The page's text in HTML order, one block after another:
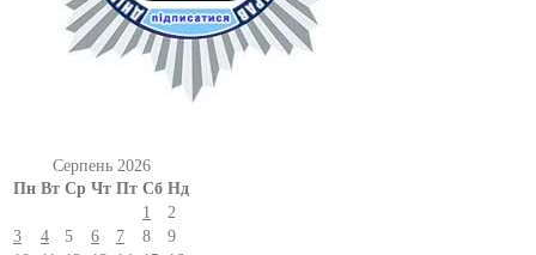
Серпень 2026
Пн Вт Ср Чт Пт Сб Нд
1
2
3
4 5 6 7 8
9